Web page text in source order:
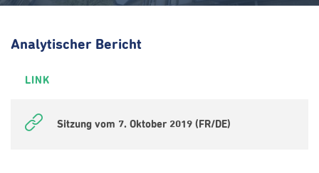
Analytischer Bericht
LINK
Sitzung vom 7. Oktober 2019 (FR/DE)